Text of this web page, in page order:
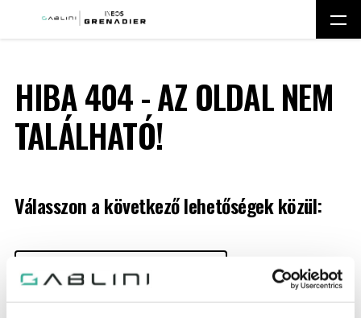
HIBA 404 - AZ OLDAL NEM
TALÁLHATÓ!
Válasszon a következő lehetőségek közül:
A GRENADIER FELFEDEZÉSE